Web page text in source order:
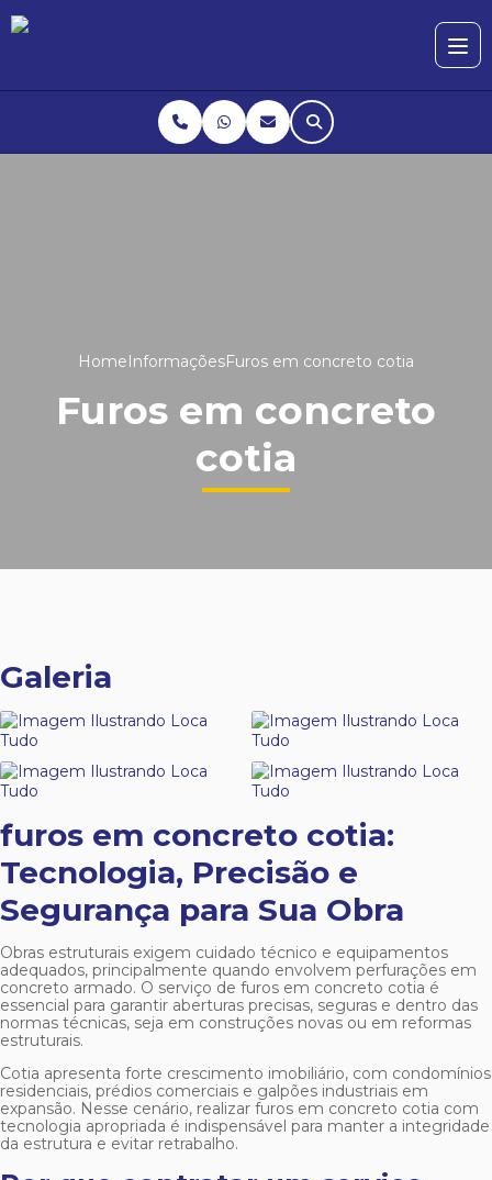
HomeInformaçõesFuros em concreto cotia
Furos em concreto
cotia
Galeria
furos em concreto cotia:
Tecnologia, Precisão e
Segurança para Sua Obra
Obras estruturais exigem cuidado técnico e equipamentos
adequados, principalmente quando envolvem perfurações em
concreto armado. O serviço de furos em concreto cotia é
essencial para garantir aberturas precisas, seguras e dentro das
normas técnicas, seja em construções novas ou em reformas
estruturais.
Cotia apresenta forte crescimento imobiliário, com condomínios
residenciais, prédios comerciais e galpões industriais em
expansão. Nesse cenário, realizar furos em concreto cotia com
tecnologia apropriada é indispensável para manter a integridade
da estrutura e evitar retrabalho.